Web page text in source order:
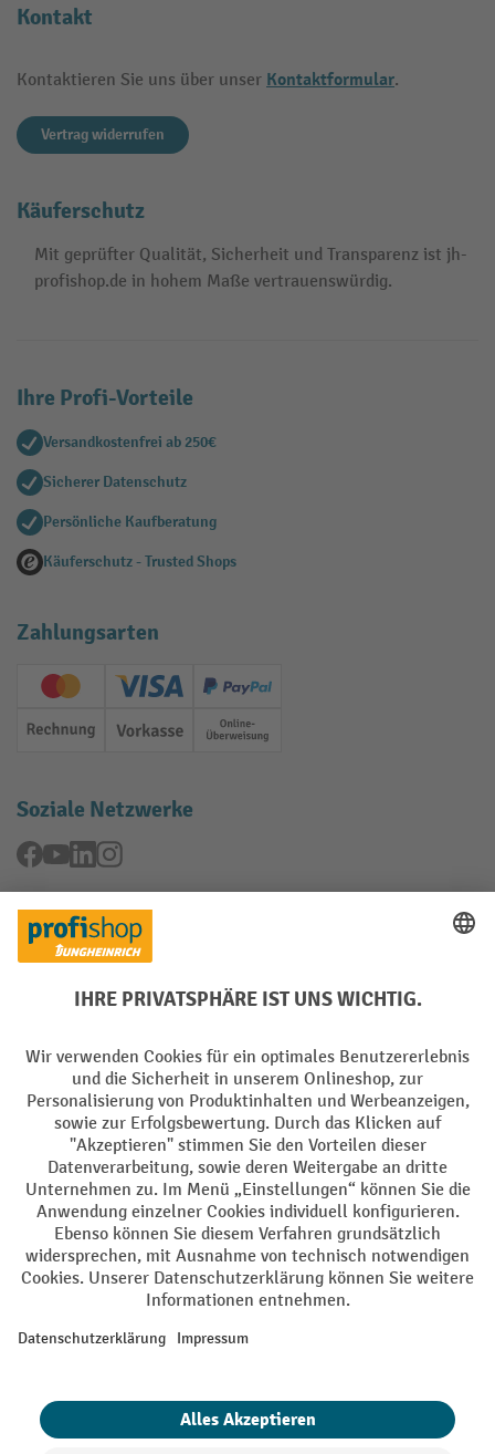
Kontakt
Kontaktieren Sie uns über unser Kontaktformular.
Vertrag widerrufen
Käuferschutz
Mit geprüfter Qualität, Sicherheit und Transparenz ist jh-
profishop.de in hohem Maße vertrauenswürdig.
Ihre Profi-Vorteile
Versandkostenfrei ab 250€
Sicherer Datenschutz
Persönliche Kaufberatung
Käuferschutz - Trusted Shops
Zahlungsarten
Creditcard (Master)Creditcard (Visa)
PayPal
Rechnung Vorkasse Online-Überweisung
Soziale Netzwerke
Facebook
YouTubeLinkedIn
Rücknahme-Services
Elektrogeräte Rückname
Batterie Rückname
AGB Impressum Datenschutz
Barrierefreiheit Grounding Page Privacy Settings
Alle Preise exkl. gesetzl. Mehrwertsteuer zzgl.Versandkosten und ggf.
Nachnahmegebühren, wenn nicht anders angegeben.
¹ Der Rabatt gilt so lange der Vorrat reicht. Der Rabatt gilt nicht auf
Erstregistrierung für den Newsletter gewährt. Der Gutschein ist 10
Tage gültig und kann ab einem Netto-Bestellwert von 250,- € online